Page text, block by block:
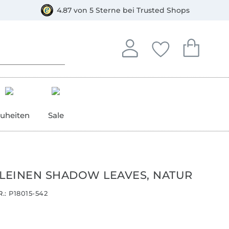
4.87 von 5 Sterne bei Trusted Shops
Anmelden
In deinem Konto
Deine
Du hast keine
Dein
Du hast
Sale
SHADOW LEAVES, NATUR
P18015-542